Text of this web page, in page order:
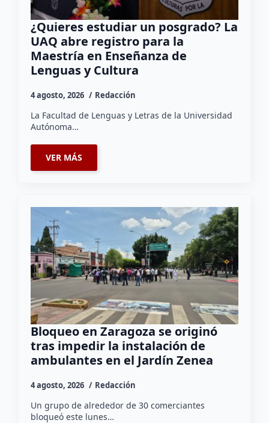
¿Quieres estudiar un posgrado? La
UAQ abre registro para la
Maestría en Enseñanza de
Lenguas y Cultura
4 agosto, 2026 Redacción
La Facultad de Lenguas y Letras de la Universidad
Autónoma…
VER MÁS
Bloqueo en Zaragoza se originó
tras impedir la instalación de
ambulantes en el Jardín Zenea
4 agosto, 2026 Redacción
Un grupo de alrededor de 30 comerciantes
bloqueó este lunes…